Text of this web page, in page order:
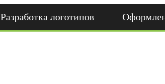
Разработка логотипов